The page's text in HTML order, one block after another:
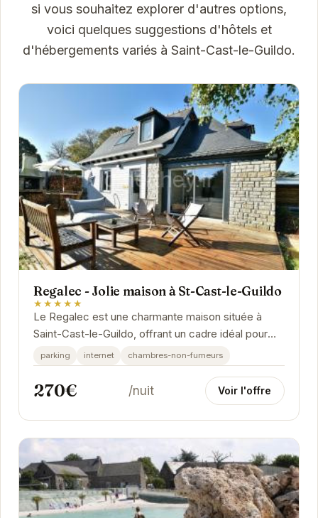
si vous souhaitez explorer d'autres options,
voici quelques suggestions d'hôtels et
d'hébergements variés à Saint-Cast-le-Guildo.
Regalec - Jolie maison à St-Cast-le-Guildo
★★★★★
Le Regalec est une charmante maison située à
Saint-Cast-le-Guildo, offrant un cadre idéal pour
des vacances relaxantes en Bretagne. Avec sa...
parking internet chambres-non-fumeurs
270€ /nuit Voir l'offre